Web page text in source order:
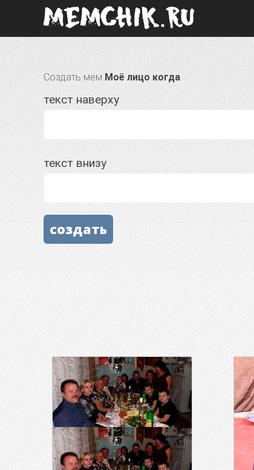
Создать мем Моё лицо когда
текст наверху
текст внизу